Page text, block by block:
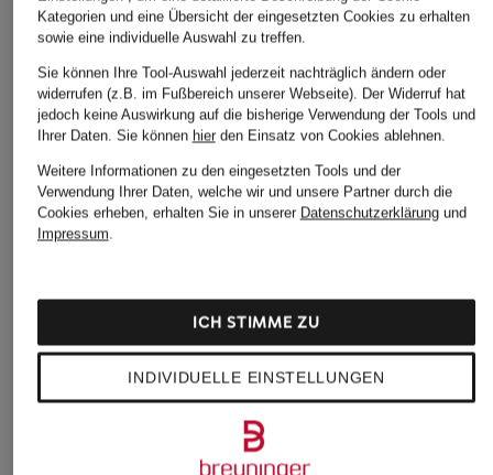
TED BAKER
Handtasche SAMIYRA
179,99 €
Bestpreis:152,99 €
Ursprünglich:229,99 €
GIANNI CHIARINI
Handtasche HELENA
295 €
SANDRO
Beuteltasche
385 €
Kategorien und eine Übersicht der eingesetzten Cookies zu erhalten
sowie eine individuelle Auswahl zu treffen.
Sie können Ihre Tool-Auswahl jederzeit nachträglich ändern oder
widerrufen (z.B. im Fußbereich unserer Webseite). Der Widerruf hat
jedoch keine Auswirkung auf die bisherige Verwendung der Tools und
Ihrer Daten. Sie können hierden Einsatz von Cookies ablehnen.
Weitere Informationen zu den eingesetzten Tools und der
Verwendung Ihrer Daten, welche wir und unsere Partner durch die
Cookies erheben, erhalten Sie in unserer Datenschutzerklärungund
Impressum.
INDIVIDUELLE EINSTELLUNGEN
ICH STIMME ZU